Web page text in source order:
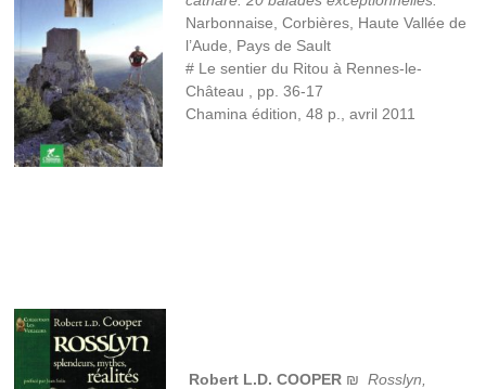
Narbonnaise, Corbières, Haute Vallée de
l’Aude, Pays de Sault
# Le sentier du Ritou à Rennes-le-
Château , pp. 36-17
Chamina édition, 48 p., avril 2011
Robert L.D. COOPER ₪Rosslyn,